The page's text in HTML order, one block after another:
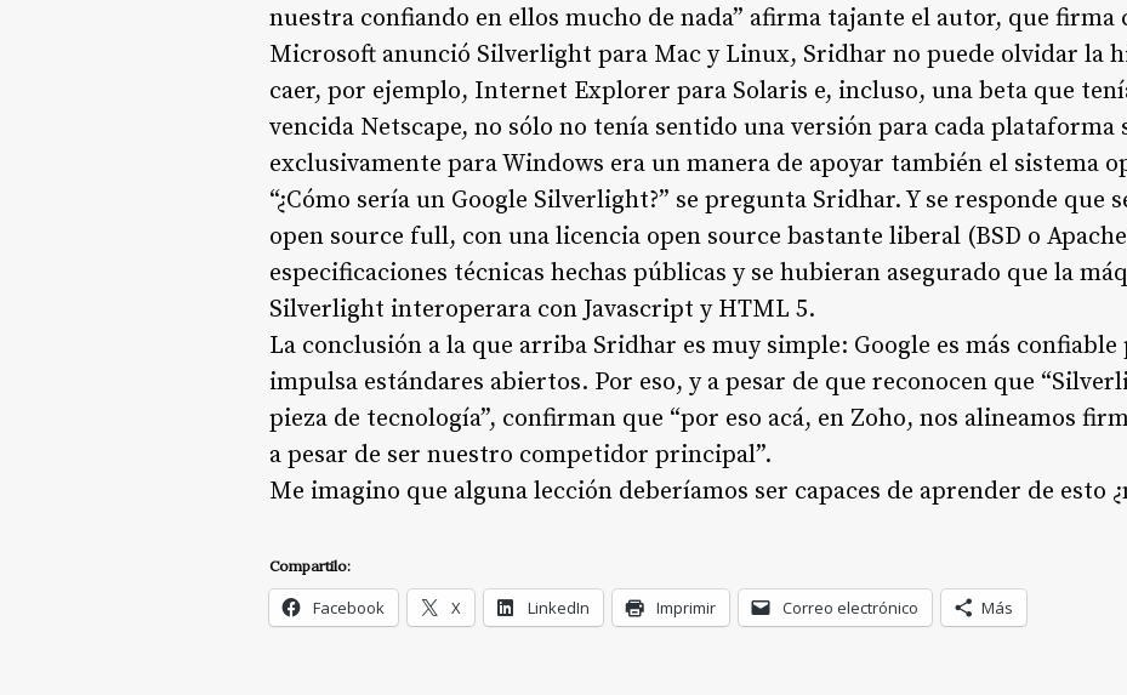
nuestra confiando en ellos mucho de nada” afirma tajante el autor, que firma
Microsoft anunció Silverlight para Mac y Linux, Sridhar no puede olvidar la
caer, por ejemplo, Internet Explorer para Solaris e, incluso, una beta que
vencida Netscape, no sólo no tenía sentido una versión para cada plataforma
exclusivamente para Windows era un manera de apoyar también el sistema
“¿Cómo sería un Google Silverlight?” se pregunta Sridhar. Y se responde que
open source full, con una licencia open source bastante liberal (BSD o
especificaciones técnicas hechas públicas y se hubieran asegurado que la
Silverlight interoperara con Javascript y HTML 5.
La conclusión a la que arriba Sridhar es muy simple: Google es más
impulsa estándares abiertos. Por eso, y a pesar de que reconocen que
pieza de tecnología”, confirman que “por eso acá, en Zoho, nos alineamos
a pesar de ser nuestro competidor principal”.
Me imagino que alguna lección deberíamos ser capaces de aprender de esto
Compartilo:
Facebook X LinkedIn Imprimir Correo electrónico Más